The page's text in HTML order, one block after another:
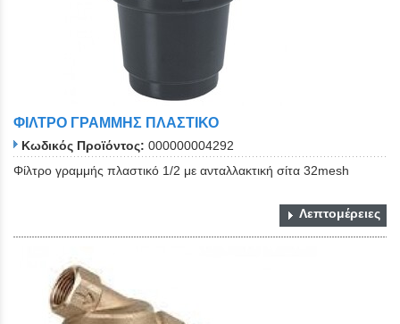
ΦΙΛΤΡΟ ΓΡΑΜΜΗΣ ΠΛΑΣΤΙΚΟ
Κωδικός Προϊόντος: 000000004292
Φίλτρο γραμμής πλαστικό 1/2 με ανταλλακτική σίτα 32mesh
Λεπτομέρειες